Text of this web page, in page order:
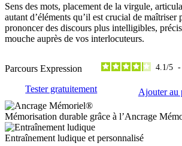
Sens des mots, placement de la virgule,
autant d’éléments qu’il est crucial de maîtriser
prononcer des discours plus intelligibles,
mouche auprès de vos interlocuteurs.
Parcours Expression
Tester gratuitement
4.1 /5 -
Ajouter au
Mémorisation durable grâce à l’Ancrage
Entraînement ludique et personnalisé